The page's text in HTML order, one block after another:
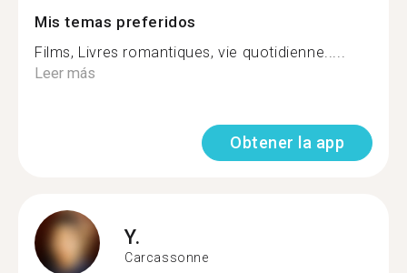
Mis temas preferidos
Films, Livres romantiques, vie quotidienne.....
Leer más
Obtener la app
Y.
Carcassonne